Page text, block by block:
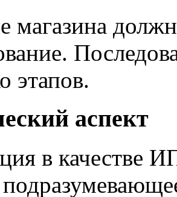
магазина
этапов.
аспект
в качестве